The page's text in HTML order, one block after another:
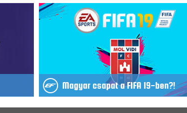
Magyar csapat a FIFA 19-ben?!